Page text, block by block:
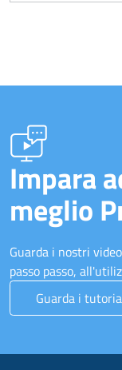
Impara
meglio
Guarda i nostri
passo passo,
Guarda i